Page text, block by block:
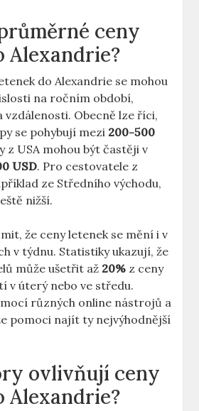
ceny
Alexandrie?
do Alexandrie se mohou
na ročním období,
vzdálenosti. Obecně lze říci,
se pohybují mezi 200-500
z USA mohou být častěji v
USD. Pro cestovatele z
ze Středního východu,
nižší.
že ceny letenek se mění i v
v týdnu. Statistiky ukazují, že
může ušetřit až 20% z ceny
v úterý nebo ve středu.
různých online nástrojů a
pomoci najít ty nejvýhodnější
ovlivňují ceny
Alexandrie?